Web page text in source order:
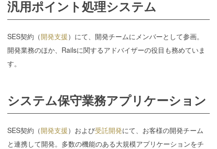
汎用ポイント処理システム
SES契約（開発支援）にて、開発チームにメンバーとして参画。
開発業務のほか、Railsに関するアドバイザーの役目も務めていま
す。
システム保守業務アプリケーション
SES契約（開発支援）および受託開発にて、お客様の開発チーム
と連携して開発。多数の機能のある大規模アプリケーションをチ